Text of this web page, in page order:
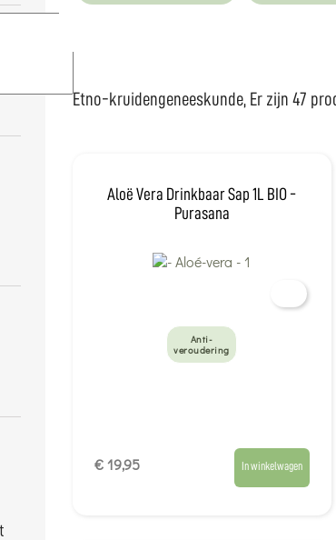
Etno-kruidengeneeskunde, Er zijn 47
Aloë Vera Drinkbaar Sap 1L BIO -
Purasana
Anti-
veroudering
€ 19,95 In winkelwagen